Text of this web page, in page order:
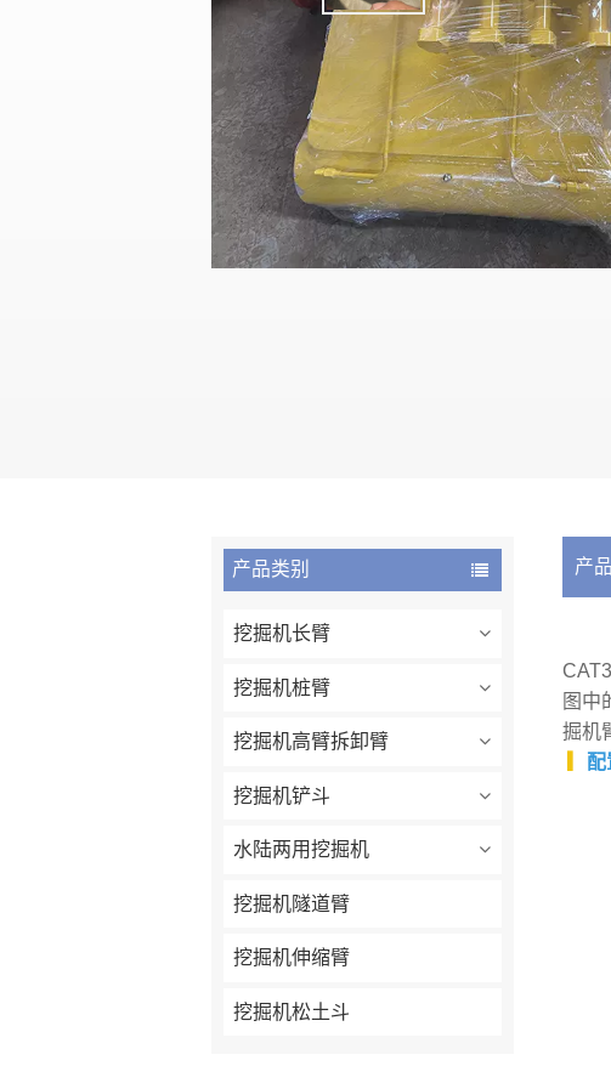
产品类别
挖掘机长臂
挖掘机桩臂
挖掘机高臂拆卸臂
挖掘机铲斗
水陆两用挖掘机
挖掘机隧道臂
挖掘机伸缩臂
挖掘机松土斗
产
图中
掘机
配